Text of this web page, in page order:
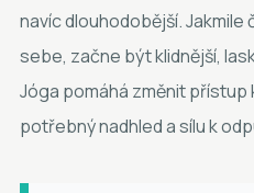
navíc dlouhodobější.
sebe, začne být klidnější,
Jóga pomáhá změnit přístup
potřebný nadhled a sílu k